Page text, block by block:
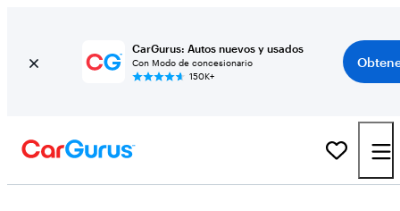
CarGurus: Autos nuevos y usados
Con Modo de concesionario
150K+